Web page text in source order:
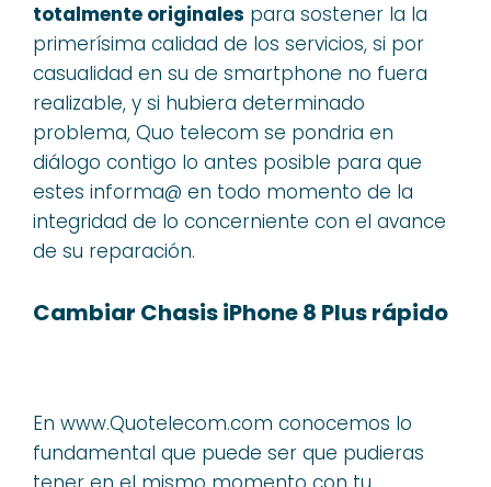
totalmente originales para sostener la la
primerísima calidad de los servicios, si por
casualidad en su de smartphone no fuera
realizable, y si hubiera determinado
problema, Quo telecom se pondria en
diálogo contigo lo antes posible para que
estes informa@ en todo momento de la
integridad de lo concerniente con el avance
de su reparación.
Cambiar Chasis iPhone 8 Plus rápido
En www.Quotelecom.com conocemos lo
fundamental que puede ser que pudieras